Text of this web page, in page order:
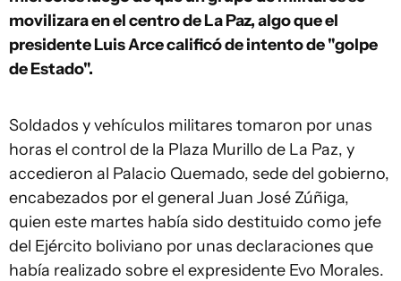
movilizara en el centro de La Paz, algo que el
presidente Luis Arce calificó de intento de "golpe
de Estado".
Soldados y vehículos militares tomaron por unas
horas el control de la Plaza Murillo de La Paz, y
accedieron al Palacio Quemado, sede del gobierno,
encabezados por el general Juan José Zúñiga,
quien este martes había sido destituido como jefe
del Ejército boliviano por unas declaraciones que
había realizado sobre el expresidente Evo Morales.